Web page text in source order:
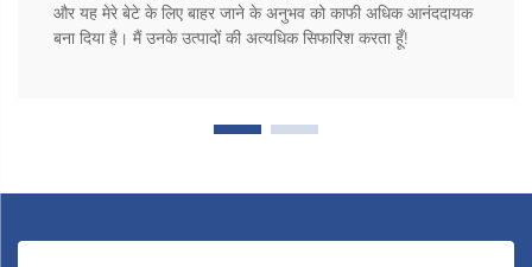
और यह मेरे बेटे के लिए बाहर जाने के अनुभव को काफी अधिक आनंददायक
बना दिया है। मैं उनके उत्पादों की अत्यधिक सिफारिश करता हूँ!